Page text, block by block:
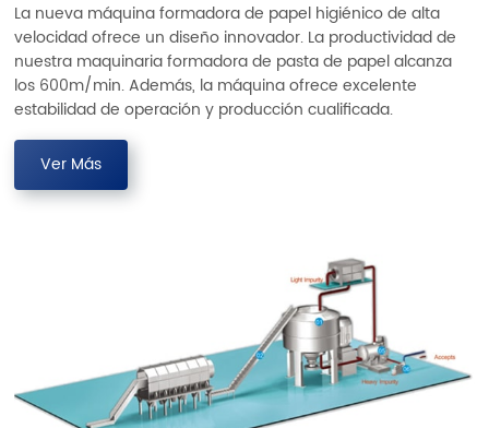
La nueva máquina formadora de papel higiénico de alta
velocidad ofrece un diseño innovador. La productividad de
nuestra maquinaria formadora de pasta de papel alcanza
los 600m/min. Además, la máquina ofrece excelente
estabilidad de operación y producción cualificada.
Ver Más